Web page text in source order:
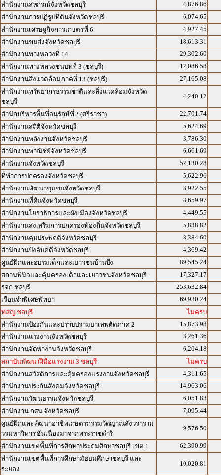
สำนักงานสหกรณ์จังหวัดชลบุรี
4,876.86
สำนักงานการปฏิรูปที่ดินจังหวัดชลบุรี
6,074.65
สำนักงานเศรษฐกิจการเกษตรที่ 6
4,927.45
สำนักงานขนส่งจังหวัดชลบุรี
18,613.31
สำนักงานทางหลวงที่ 14
29,302.60
สำนักงานทางหลวงชนบทที่ 3 (ชลบุรี)
12,086.58
สำนักงานสิ่งแวดล้อมภาคที่ 13 (ชลบุรี)
27,165.08
สำนักงานทรัพยากรธรรมชาติและสิ่งแวดล้อมจังหวัด
ชลบุรี
4,240.12
สำนักบริหารพื้นที่อนุรักษ์ที่ 2 (ศรีราชา)
22,701.74
สำนักงานสถิติจังหวัดชลบุรี
5,624.69
สำนักงานพลังงานจังหวัดชลบุรี
3,786.30
สำนักงานพาณิชย์จังหวัดชลบุรี
6,661.69
สำนักงานจังหวัดชลบุรี
52,130.28
ที่ทำการปกครองจังหวัดชลบุรี
5,622.96
สำนักงานพัฒนาชุมชนจังหวัดชลบุรี
3,922.55
สำนักงานที่ดินจังหวัดชลบุรี
8,659.97
สำนักงานโยธาธิการและผังเมืองจังหวัดชลบุรี
4,449.55
สำนักงานส่งเสริมการปกครองท้องถิ่นจังหวัดชลบุรี
5,838.82
สำนักงานคุมประพฤติจังหวัดชลบุรี
8,384.69
สำนักงานบังคับคดีจังหวัดชลบุรี
4,369.42
ศูนย์ฝึกและอบรมเด็กและเยาวชนบ้านบึง
89,545.24
สถานพินิจและคุ้มครองเด็กและเยาวชนจังหวัดชลบุรี
17,327.17
รจก.ชลบุรี
253,632.84
เรือนจำพิเศษพัทยา
69,930.24
ทสญ.ชลบุรี
ไม่ครบ
สำนักงานป้องกันและปราบปรามยาเสพติดภาค 2
15,873.98
สำนักงานแรงงานจังหวัดชลบุรี
3,261.36
สำนักงานจัดหางานจังหวัดชลบุรี
6,204.18
สถาบันพัฒนาฝีมือแรงงาน 3 ชลบุรี
ไม่ครบ
สำนักงานสวัสดิการและคุ้มครองแรงงานจังหวัดชลบุรี
4,311.65
สำนักงานประกันสังคมจังหวัดชลบุรี
14,963.06
สำนักงานวัฒนธรรมจังหวัดชลบุรี
6,051.83
สำนักงาน กศน.จังหวัดชลบุรี
7,095.44
ศูนย์ฝึกและพัฒนาอาชีพเกษตรกรรมวัดญาณสังวราราม
วรมหาวิหาร อันเนื่องมาจากพระราชดำริ
9,576.50
สำนักงานเขตพื้นที่การศึกษาประถมศึกษาชลบุรี เขต 1
62,390.99
สำนักงานเขตพื้นที่การศึกษามัธยมศึกษาชลบุรี และ
ระยอง
10,020.81